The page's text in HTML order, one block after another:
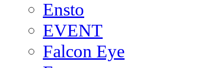
Ensto
EVENT
Falcon Eye